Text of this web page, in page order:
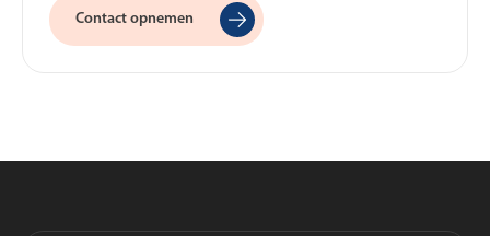
Contact opnemen